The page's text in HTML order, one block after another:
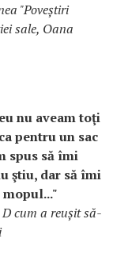
"Poveștiri
sale, Oana
nu aveam toţi
pentru un sac
spus să îmi
ştiu, dar să îmi
mopul..."
cum a reușit să-